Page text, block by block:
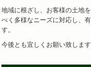
地域に根ざし、お客様の土地
べく多様なニーズに対応し、
す。
今後とも宜しくお願い致します